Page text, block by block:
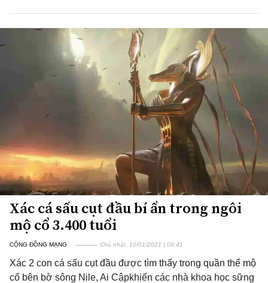
Xác cá sấu cụt đầu bí ẩn trong ngôi
mộ cổ 3.400 tuổi
CỘNG ĐỒNG MẠNG Chủ nhật, 10/01/2021 | 09:41
Xác 2 con cá sấu cụt đầu được tìm thấy trong quần thể mộ
cổ bên bờ sông Nile, Ai Cậpkhiến các nhà khoa học sững